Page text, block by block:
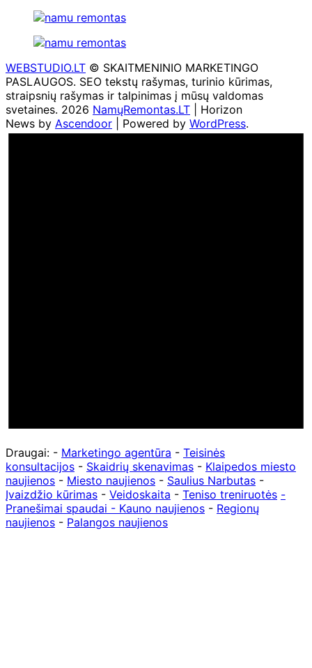
WEBSTUDIO.LT © SKAITMENINIO MARKETINGO
PASLAUGOS. SEO tekstų rašymas, turinio kūrimas,
straipsnių rašymas ir talpinimas į mūsų valdomas
svetaines. 2026 NamųRemontas.LT | Horizon
News by Ascendoor | Powered by WordPress.
Draugai: - Marketingo agentūra - Teisinės
konsultacijos - Skaidrių skenavimas - Klaipedos miesto
naujienos - Miesto naujienos - Saulius Narbutas -
Įvaizdžio kūrimas - Veidoskaita - Teniso treniruotės -
Pranešimai spaudai - Kauno naujienos - Regionų
naujienos - Palangos naujienos